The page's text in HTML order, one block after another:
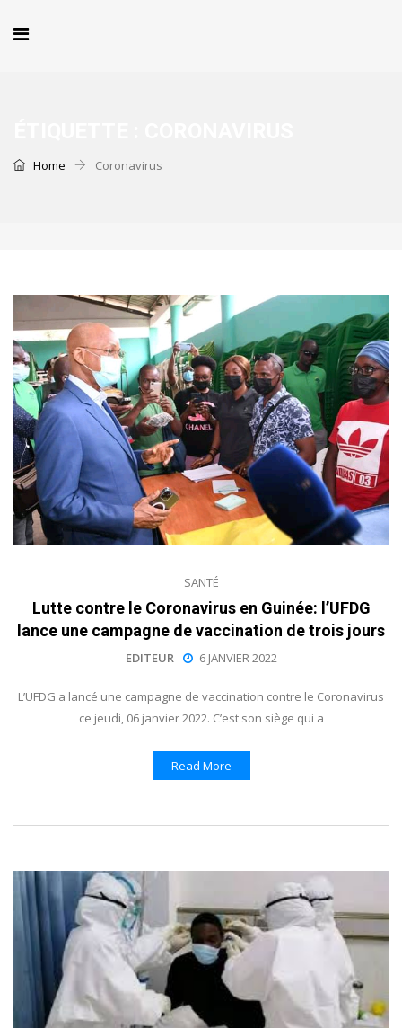
Home Coronavirus
SANTÉ
Lutte contre le Coronavirus en Guinée: l’UFDG
lance une campagne de vaccination de trois jours
EDITEUR 6 JANVIER 2022
L’UFDG a lancé une campagne de vaccination contre le Coronavirus
ce jeudi, 06 janvier 2022. C’est son siège qui a
Read More